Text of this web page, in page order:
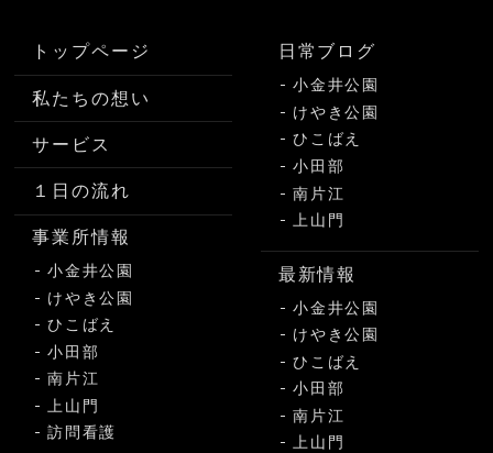
トップページ
私たちの想い
サービス
１日の流れ
事業所情報
小金井公園
けやき公園
ひこばえ
小田部
南片江
上山門
訪問看護
日常ブログ
小金井公園
けやき公園
ひこばえ
小田部
南片江
上山門
最新情報
小金井公園
けやき公園
ひこばえ
小田部
南片江
上山門